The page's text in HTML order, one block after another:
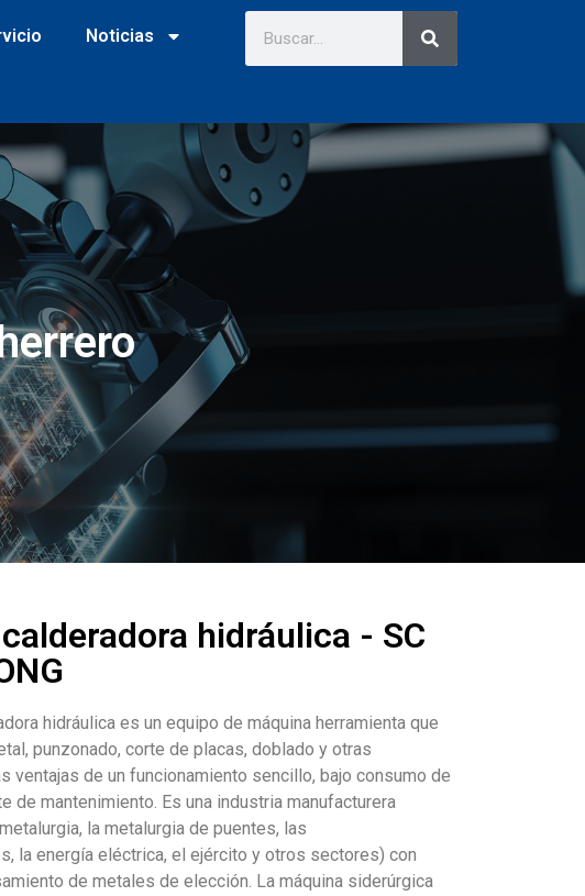
Noticias
hidráulica - SC
hidráulica es un equipo de máquina herramienta que
punzonado, corte de placas, doblado y otras
ventajas de un funcionamiento sencillo, bajo consumo de
de mantenimiento. Es una industria manufacturera
la metalurgia de puentes, las
la energía eléctrica, el ejército y otros sectores) con
de metales de elección. La máquina siderúrgica